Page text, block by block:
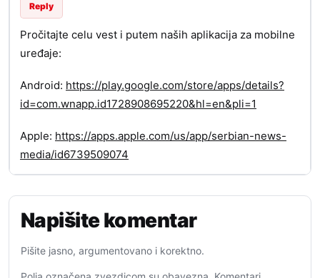
Reply
Pročitajte celu vest i putem naših aplikacija za mobilne
uređaje:
Android: https://play.google.com/store/apps/details?
id=com.wnapp.id1728908695220&hl=en&pli=1
Apple: https://apps.apple.com/us/app/serbian-news-
media/id6739509074
Napišite komentar
Pišite jasno, argumentovano i korektno.